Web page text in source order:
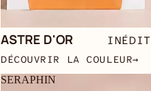
ASTRE D'OR INÉDIT
DÉCOUVRIR LA COULEUR→
SERAPHIN